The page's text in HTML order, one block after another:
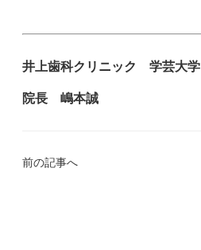
井上歯科クリニック 学芸大学
院長 嶋本誠
前の記事へ